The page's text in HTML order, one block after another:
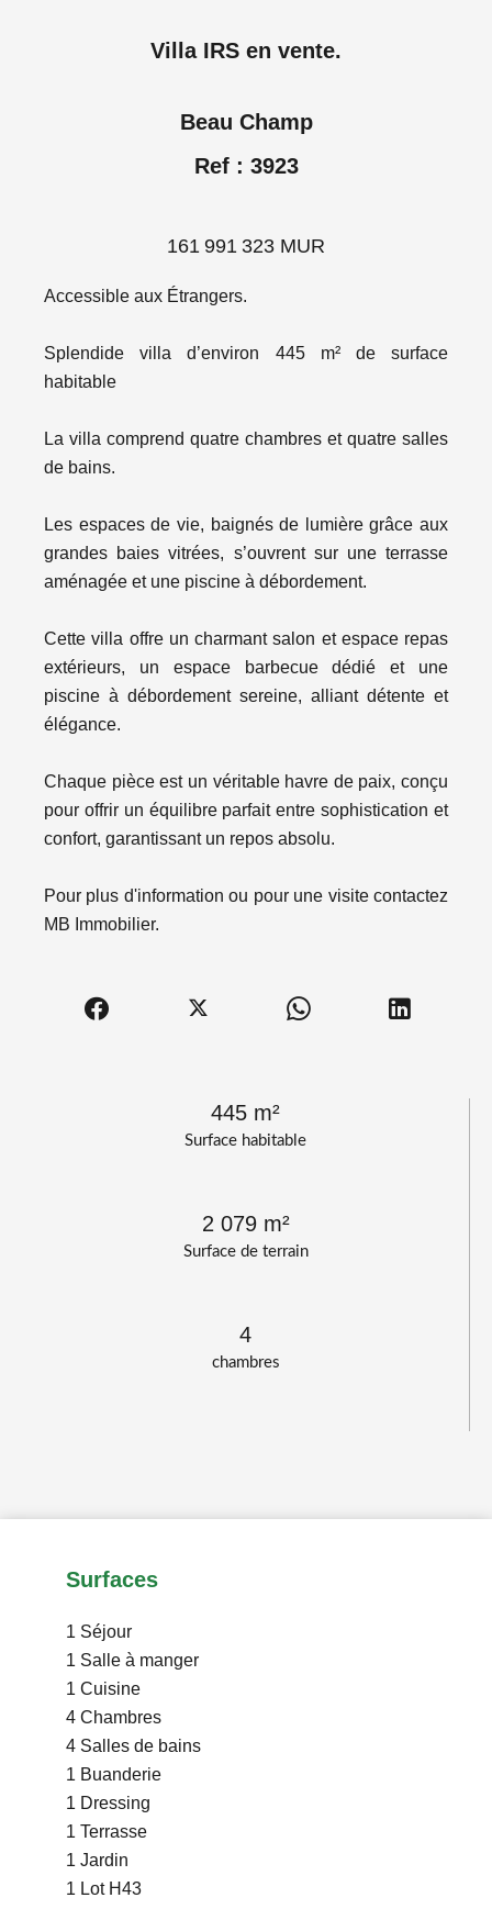
Surface habitable
445 m²
Surface de terrain
2 079 m²
chambres
4
Villa IRS en vente.
Beau Champ
Ref : 3923
161 991 323 MUR
Accessible aux Étrangers.
Splendide villa d’environ 445 m² de surface
habitable
La villa comprend quatre chambres et quatre salles
de bains.
Les espaces de vie, baignés de lumière grâce aux
grandes baies vitrées, s’ouvrent sur une terrasse
aménagée et une piscine à débordement.
Cette villa offre un charmant salon et espace repas
extérieurs, un espace barbecue dédié et une
piscine à débordement sereine, alliant détente et
élégance.
Chaque pièce est un véritable havre de paix, conçu
pour offrir un équilibre parfait entre sophistication et
confort, garantissant un repos absolu.
Pour plus d'information ou pour une visite contactez
MB Immobilier.
Surfaces
1 Séjour
1 Salle à manger
1 Cuisine
4 Chambres
4 Salles de bains
1 Buanderie
1 Dressing
1 Terrasse
1 Jardin
1 Lot H43